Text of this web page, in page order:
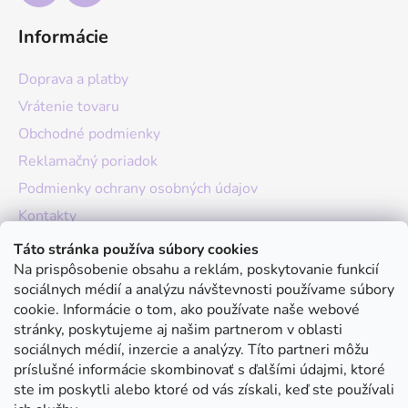
Táto stránka používa súbory cookies
Na prispôsobenie obsahu a reklám, poskytovanie funkcií
sociálnych médií a analýzu návštevnosti používame súbory
cookie. Informácie o tom, ako používate naše webové
stránky, poskytujeme aj našim partnerom v oblasti
sociálnych médií, inzercie a analýzy. Títo partneri môžu
príslušné informácie skombinovať s ďalšími údajmi, ktoré
ste im poskytli alebo ktoré od vás získali, keď ste používali
Informácie
Doprava a platby
Vrátenie tovaru
Obchodné podmienky
Reklamačný poriadok
Podmienky ochrany osobných údajov
Kontakty
O nás
Hodnotenie obchodu
Moja objednávka
Instagram